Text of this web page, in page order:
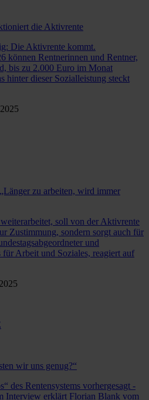
die Aktivrente
Die Aktivrente kommt.
können Rentnerinnen und Rentner,
bis zu 2.000 Euro im Monat
hinter dieser Sozialleistung steckt
zu arbeiten, wird immer
soll von der Aktivrente
Zustimmung, sondern sorgt auch für
und
für Arbeit und Soziales, reagiert auf
wir uns genug?“
des Rentensystems vorhergesagt -
Interview erklärt Florian Blank vom